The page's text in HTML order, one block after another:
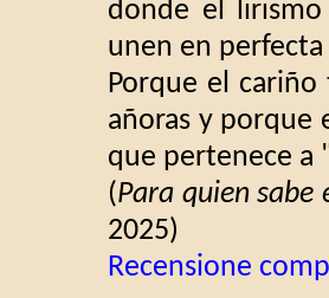
donde el
unen en
Porque el
añoras y porque
que pertenece a
(Para quien
2025)
Recensione